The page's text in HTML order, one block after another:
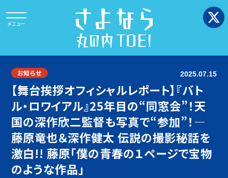
2025.07.15
お知らせ
【舞台挨拶オフィシャルレポート】『バト
ル・ロワイアル』25年目の“同窓会”！天
国の深作欣二監督も写真で“参加”！—
藤原竜也＆深作健太 伝説の撮影秘話を
激白!! 藤原「僕の青春の１ページで宝物
のような作品」